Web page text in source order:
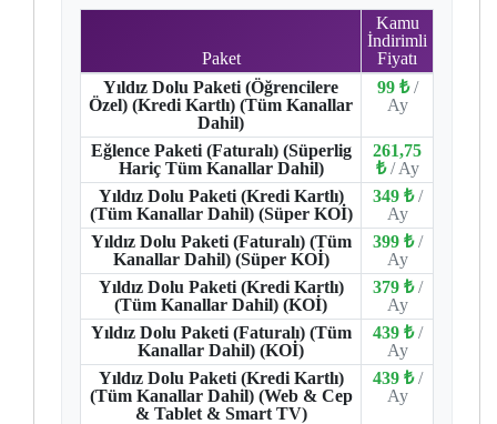
Paket
Kamu
İndirimli
Fiyatı
Yıldız Dolu Paketi (Öğrencilere
Özel) (Kredi Kartlı) (Tüm Kanallar
Dahil)
99 ₺ /
Ay
Eğlence Paketi (Faturalı) (Süperlig
Hariç Tüm Kanallar Dahil)
261,75
₺ / Ay
Yıldız Dolu Paketi (Kredi Kartlı)
(Tüm Kanallar Dahil) (Süper KOİ)
349 ₺ /
Ay
Yıldız Dolu Paketi (Faturalı) (Tüm
Kanallar Dahil) (Süper KOİ)
399 ₺ /
Ay
Yıldız Dolu Paketi (Kredi Kartlı)
(Tüm Kanallar Dahil) (KOİ)
379 ₺ /
Ay
Yıldız Dolu Paketi (Faturalı) (Tüm
Kanallar Dahil) (KOİ)
439 ₺ /
Ay
Yıldız Dolu Paketi (Kredi Kartlı)
(Tüm Kanallar Dahil) (Web & Cep
& Tablet & Smart TV)
439 ₺ /
Ay